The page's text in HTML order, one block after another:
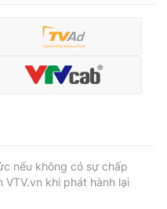
nếu không có sự chấp
VTV.vn khi phát hành lại